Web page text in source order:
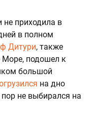
не приходила в
в полном
Дитури, также
Море, подошел к
большой
на дно
не выбирался на